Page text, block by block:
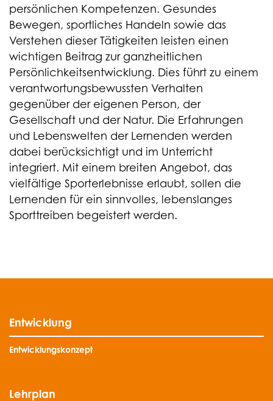
persönlichen Kompetenzen. Gesundes
Bewegen, sportliches Handeln sowie das
Verstehen dieser Tätigkeiten leisten einen
wichtigen Beitrag zur ganzheitlichen
Persönlichkeitsentwicklung. Dies führt zu einem
verantwortungsbewussten Verhalten
gegenüber der eigenen Person, der
Gesellschaft und der Natur. Die Erfahrungen
und Lebenswelten der Lernenden werden
dabei berücksichtigt und im Unterricht
integriert. Mit einem breiten Angebot, das
vielfältige Sporterlebnisse erlaubt, sollen die
Lernenden für ein sinnvolles, lebenslanges
Sporttreiben begeistert werden.
Entwicklung
Entwicklungskonzept
Lehrplan